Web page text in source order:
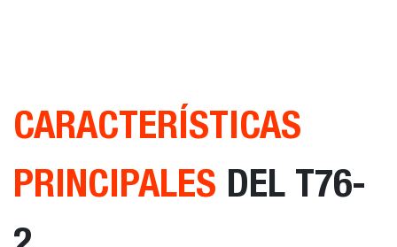
CARACTERÍSTICAS
PRINCIPALES DEL T76-